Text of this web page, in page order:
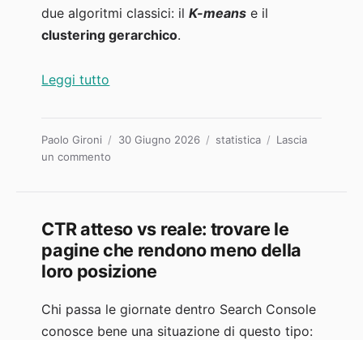
due algoritmi classici: ilK-means e il
clustering gerarchico.
Leggi tutto
Autore
Paolo Gironi
Pubblicato
30 Giugno 2026 Categorie
statistica
Lascia
un commento
raggruppare
migliaia
di
query
K-
means
CTR atteso vs reale: trovare le
pagine che rendono meno della
loro posizione
Chi passa le giornate dentro Search Console
conosce bene una situazione di questo tipo: